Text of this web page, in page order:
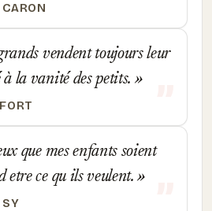
vendent toujours leur
à la vanité des petits.
que mes enfants soient
etre ce qu ils veulent.
SY